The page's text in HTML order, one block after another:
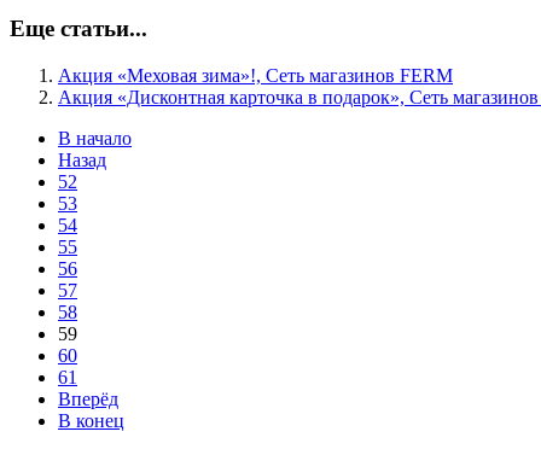
Еще статьи...
Акция «Меховая зима»!, Сеть магазинов FERM
Акция «Дисконтная карточка в подарок», Сеть
В начало
Назад
52
53
54
55
56
57
58
59
60
61
Вперёд
В конец